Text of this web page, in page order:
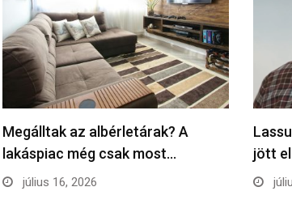
Megálltak az albérletárak? A
lakáspiac még csak most…
július 16, 2026
jött